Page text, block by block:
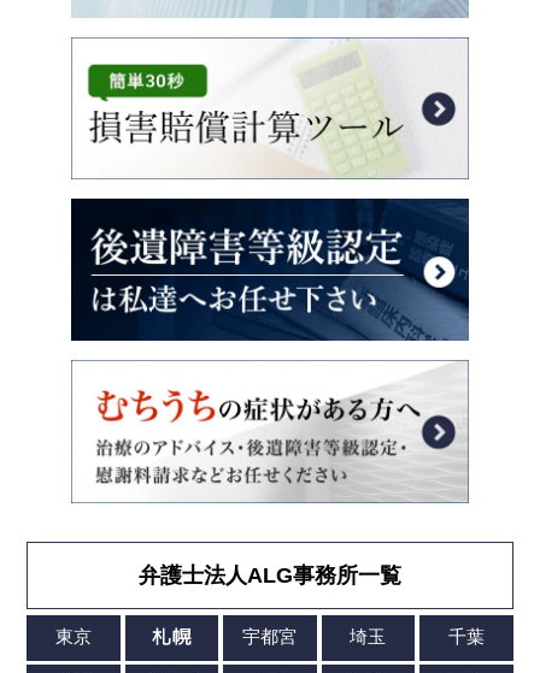
弁護士法人ALG事務所一覧